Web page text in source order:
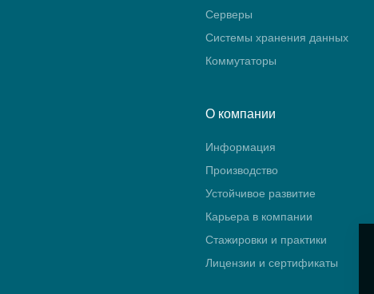
Серверы
Системы хранения данных
Коммутаторы
О компании
Информация
Производство
Устойчивое развитие
Карьера в компании
Стажировки и практики
Лицензии и сертификаты